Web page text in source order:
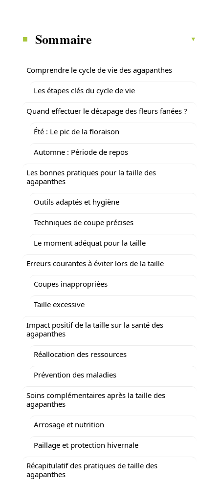
Sommaire
Comprendre le cycle de vie des agapanthes
Les étapes clés du cycle de vie
Quand effectuer le décapage des fleurs fanées ?
Été : Le pic de la floraison
Automne : Période de repos
Les bonnes pratiques pour la taille des
agapanthes
Outils adaptés et hygiène
Techniques de coupe précises
Le moment adéquat pour la taille
Erreurs courantes à éviter lors de la taille
Coupes inappropriées
Taille excessive
Impact positif de la taille sur la santé des
agapanthes
Réallocation des ressources
Prévention des maladies
Soins complémentaires après la taille des
agapanthes
Arrosage et nutrition
Paillage et protection hivernale
Récapitulatif des pratiques de taille des
agapanthes